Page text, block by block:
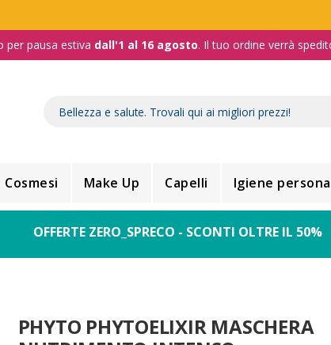
per pausa estiva dall'1 al 16 agosto. Il tuo ordine verrà
Cosmesi Make Up Capelli Igiene
OFFERTE ZERO_SPRECO - SCONTI OLTRE IL 50%
PHYTO PHYTOELIXIR MASCHERA